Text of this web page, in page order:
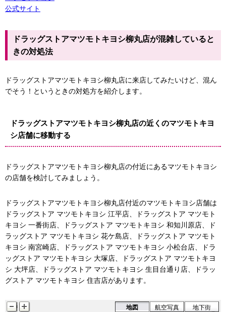
公式サイト
ドラッグストアマツモトキヨシ柳丸店が混雑していると
きの対処法
ドラッグストアマツモトキヨシ柳丸店に来店してみたいけど、混ん
でそう！というときの対処方を紹介します。
ドラッグストアマツモトキヨシ柳丸店の近くのマツモトキヨ
シ店舗に移動する
ドラッグストアマツモトキヨシ柳丸店の付近にあるマツモトキヨシ
の店舗を検討してみましょう。
ドラッグストアマツモトキヨシ柳丸店付近のマツモトキヨシ店舗は
ドラッグストア マツモトキヨシ 江平店、ドラッグストア マツモト
キヨシ 一番街店、ドラッグストア マツモトキヨシ 和知川原店、ド
ラッグストア マツモトキヨシ 花ケ島店、ドラッグストア マツモト
キヨシ 南宮崎店、ドラッグストア マツモトキヨシ 小松台店、ドラ
ッグストア マツモトキヨシ 大塚店、ドラッグストア マツモトキヨ
シ 大坪店、ドラッグストア マツモトキヨシ 生目台通り店、ドラッ
グストア マツモトキヨシ 住吉店があります。
地図 航空写真 地下街